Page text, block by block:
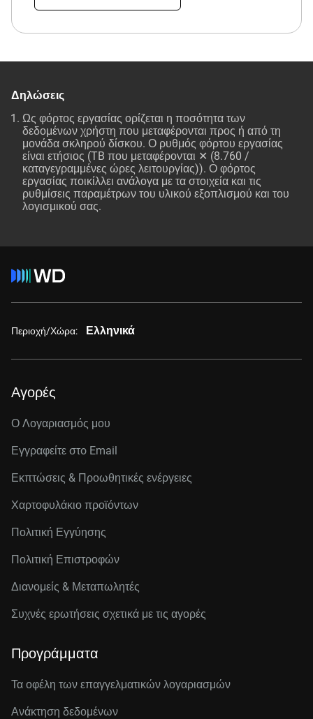
Δηλώσεις
Ως φόρτος εργασίας ορίζεται η ποσότητα των
δεδομένων χρήστη που μεταφέρονται προς ή από τη
μονάδα σκληρού δίσκου. Ο ρυθμός φόρτου εργασίας
είναι ετήσιος (TB που μεταφέρονται ✕ (8.760 /
καταγεγραμμένες ώρες λειτουργίας)). Ο φόρτος
εργασίας ποικίλλει ανάλογα με τα στοιχεία και τις
ρυθμίσεις παραμέτρων του υλικού εξοπλισμού και του
λογισμικού σας.
Περιοχή/Χώρα: Ελληνικά
Αγορές
Ο Λογαριασμός μου
Εγγραφείτε στo Email
Εκπτώσεις & Προωθητικές ενέργειες
Χαρτοφυλάκιο προϊόντων
Πολιτική Εγγύησης
Πολιτική Επιστροφών
Διανομείς & Μεταπωλητές
Συχνές ερωτήσεις σχετικά με τις αγορές
Προγράμματα
Τα οφέλη των επαγγελματικών λογαριασμών
Ανάκτηση δεδομένων